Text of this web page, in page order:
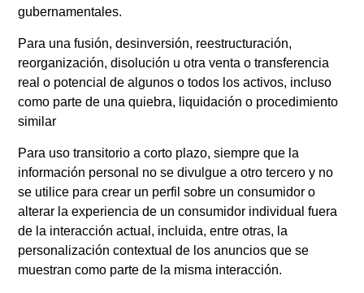
gubernamentales.
Para una fusión, desinversión, reestructuración,
reorganización, disolución u otra venta o transferencia
real o potencial de algunos o todos los activos, incluso
como parte de una quiebra, liquidación o procedimiento
similar
Para uso transitorio a corto plazo, siempre que la
información personal no se divulgue a otro tercero y no
se utilice para crear un perfil sobre un consumidor o
alterar la experiencia de un consumidor individual fuera
de la interacción actual, incluida, entre otras, la
personalización contextual de los anuncios que se
muestran como parte de la misma interacción.